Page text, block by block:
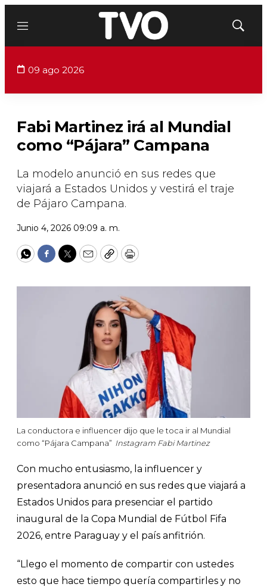
Menú
Mostrar
09 ago 2026
Fabi Martinez irá al Mundial
como “Pájara” Campana
La modelo anunció en sus redes que
viajará a Estados Unidos y vestirá el traje
de Pájaro Campana.
Junio 4, 2026 09:09 a. m.
WhatsApp
Facebook
Twitter
EmailCopyPrint
La conductora e influencer dijo que le toca ir al Mundial
como “Pájara Campana” Instagram Fabi Martinez
Con mucho entusiasmo, la influencer y
presentadora anunció en sus redes que viajará a
Estados Unidos para presenciar el partido
inaugural de la Copa Mundial de Fútbol Fifa
2026, entre Paraguay y el país anfitrión.
“Llego el momento de compartir con ustedes
esto que hace tiempo quería compartirles y no